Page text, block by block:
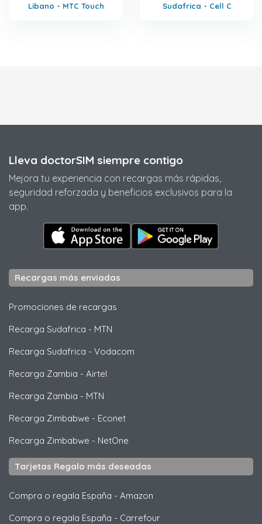
Libano - MTC Touch Sudafrica - Cell C
Lleva doctorSIM siempre contigo
Mejora tu experiencia con recargas más rápidas,
seguridad reforzada y beneficios exclusivos para la
app.
Recargas más enviadas
Promociones de recargas
Recarga Sudafrica - MTN
Recarga Sudafrica - Vodacom
Recarga Zambia - Airtel
Recarga Zambia - MTN
Recarga Zimbabwe - Econet
Recarga Zimbabwe - NetOne
Tarjetas Regalo más deseadas
Compra o regala España - Amazon
Compra o regala España - Carrefour